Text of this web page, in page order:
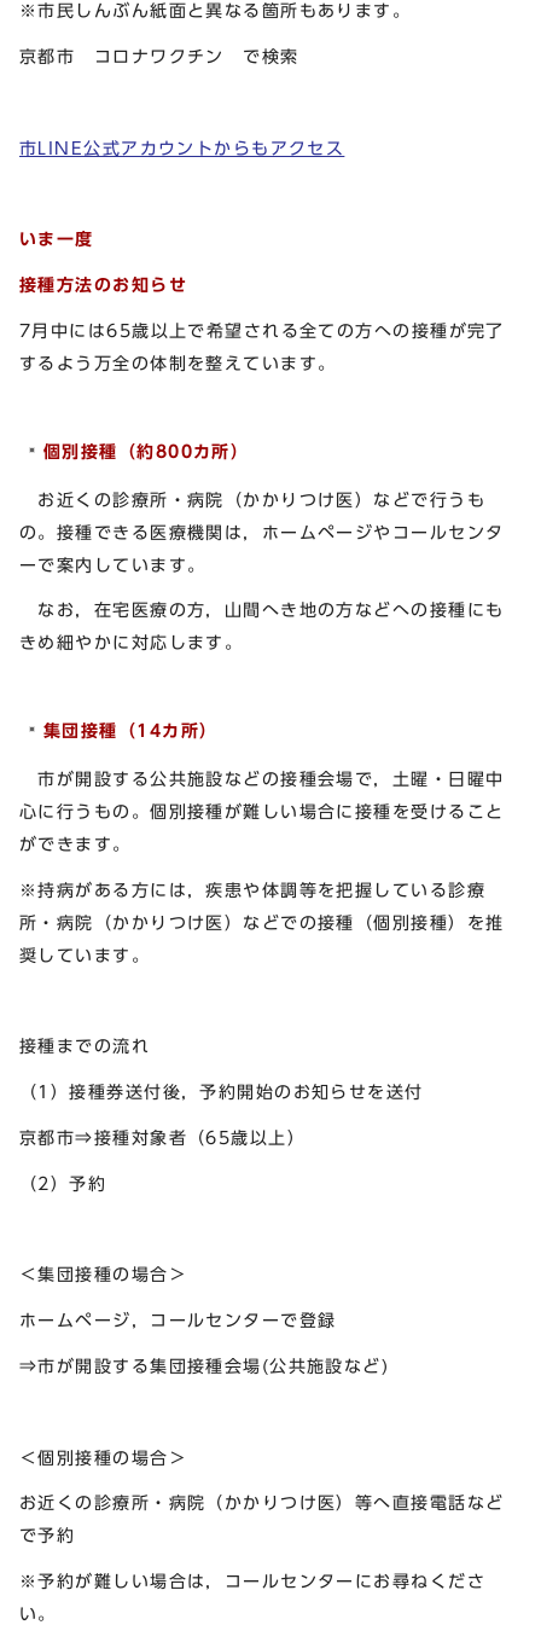
※市民しんぶん紙面と異なる箇所もあります。
京都市 コロナワクチン で検索
市LINE公式アカウントからもアクセス
いま一度
接種方法のお知らせ
7月中には65歳以上で希望される全ての方への接種が完了
するよう万全の体制を整えています。
個別接種（約800カ所）
お近くの診療所・病院（かかりつけ医）などで行うも
の。接種できる医療機関は，ホームページやコールセンタ
ーで案内しています。
なお，在宅医療の方，山間へき地の方などへの接種にも
きめ細やかに対応します。
集団接種（14カ所）
市が開設する公共施設などの接種会場で，土曜・日曜中
心に行うもの。個別接種が難しい場合に接種を受けること
ができます。
※持病がある方には，疾患や体調等を把握している診療
所・病院（かかりつけ医）などでの接種（個別接種）を推
奨しています。
接種までの流れ
（1）接種券送付後，予約開始のお知らせを送付
京都市⇒接種対象者（65歳以上）
（2）予約
＜集団接種の場合＞
ホームページ，コールセンターで登録
⇒市が開設する集団接種会場(公共施設など)
＜個別接種の場合＞
お近くの診療所・病院（かかりつけ医）等へ直接電話など
で予約
※予約が難しい場合は，コールセンターにお尋ねくださ
い。